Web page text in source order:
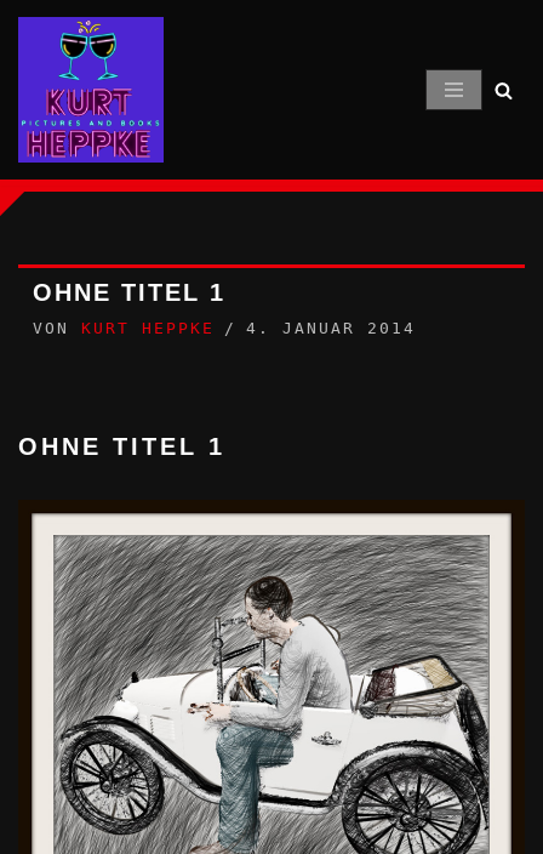
Inhalt
springen
OHNE TITEL 1
VON KURT HEPPKE 4. JANUAR 2014
OHNE TITEL 1